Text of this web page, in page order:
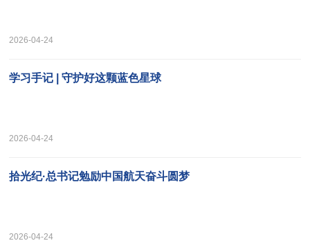
2026-04-24
学习手记 | 守护好这颗蓝色星球
2026-04-24
拾光纪·总书记勉励中国航天奋斗圆梦
2026-04-24